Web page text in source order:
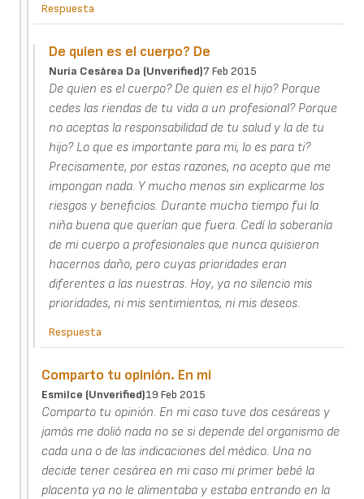
Respuesta
De quien es el cuerpo? De
Nuria Cesárea Da (unverified)7 Feb 2015
De quien es el cuerpo? De quien es el hijo? Porque
cedes las riendas de tu vida a un profesional? Porque
no aceptas la responsabilidad de tu salud y la de tu
hijo? Lo que es importante para mi, lo es para ti?
Precisamente, por estas razones, no acepto que me
impongan nada. Y mucho menos sin explicarme los
riesgos y beneficios. Durante mucho tiempo fui la
niña buena que querían que fuera. Cedí la soberanía
de mi cuerpo a profesionales que nunca quisieron
hacernos daño, pero cuyas prioridades eran
diferentes a las nuestras. Hoy, ya no silencio mis
prioridades, ni mis sentimientos, ni mis deseos.
Respuesta
Comparto tu opinión. En mi
Esmilce (unverified)19 Feb 2015
Comparto tu opinión. En mi caso tuve dos cesáreas y
jamás me dolió nada no se si depende del organismo de
cada una o de las indicaciones del médico. Una no
decide tener cesárea en mi caso mi primer bebé la
placenta ya no le alimentaba y estaba entrando en la